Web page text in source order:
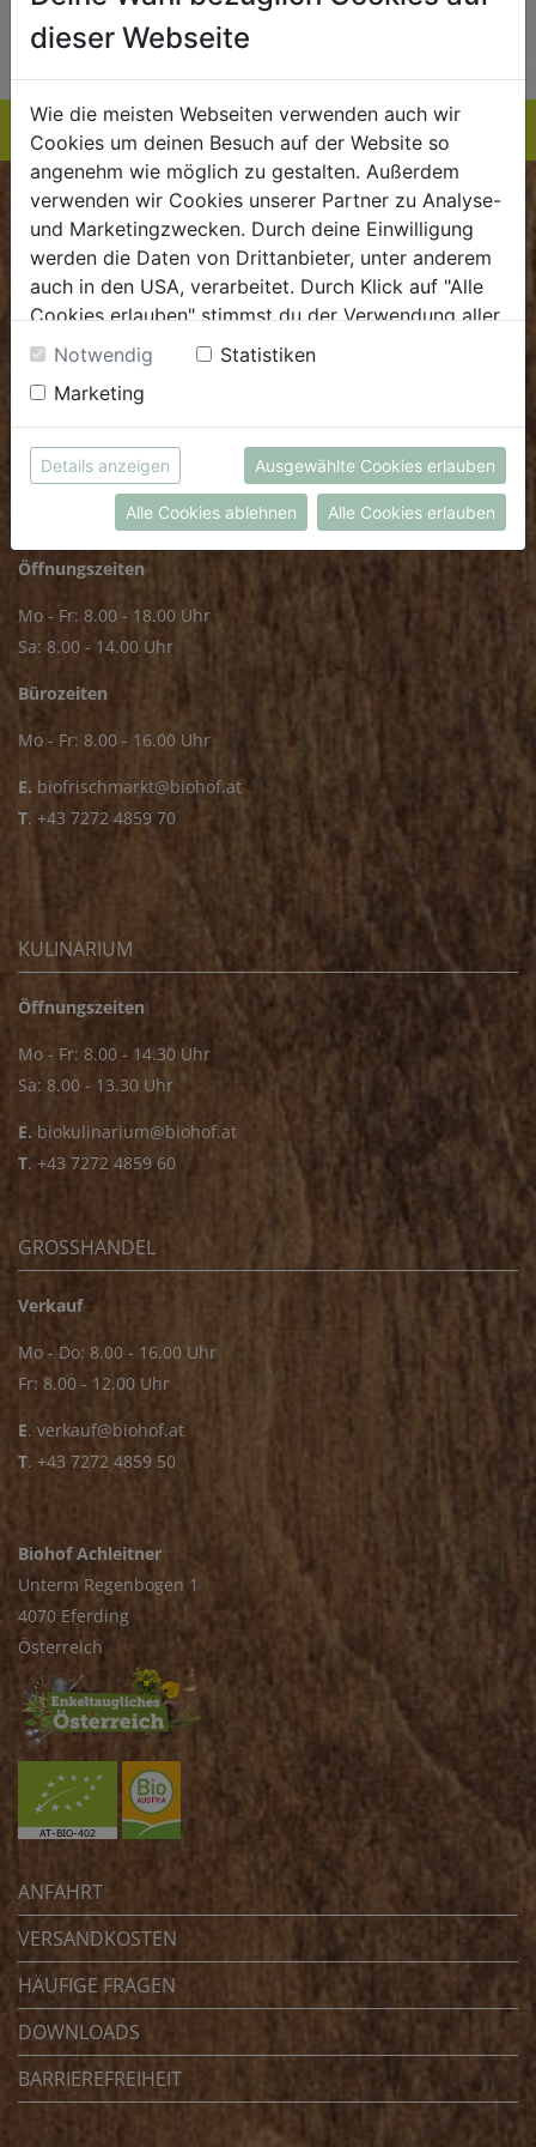
EINKAUFSLISTE
BIOKISTE
Kundenservice
Mo - Do: 8.00 - 16.00 Uhr
Fr: 8.00 - 15.00 Uhr
.dieBiokiste@biohof.at
T.+43 7272 2597
FRISCHMARKT
Öffnungszeiten
Mo - Fr: 8.00 - 18.00 Uhr
Sa: 8.00 - 14.00 Uhr
Bürozeiten
Mo - Fr: 8.00 - 16.00 Uhr
E. biofrischmarkt@biohof.at
T. +43 7272 4859 70
KULINARIUM
Öffnungszeiten
Mo - Fr: 8.00 - 14.30 Uhr
Sa: 8.00 - 13.30 Uhr
E. biokulinarium@biohof.at
T. +43 7272 4859 60
GROSSHANDEL
Verkauf
Mo - Do: 8.00 - 16.00 Uhr
Fr: 8.00 - 12.00 Uhr
E. verkauf@biohof.at
T. +43 7272 4859 50
Biohof Achleitner
Unterm Regenbogen 1
4070 Eferding
Österreich
ANFAHRT
VERSANDKOSTEN
HÄUFIGE FRAGEN
DOWNLOADS
BARRIEREFREIHEIT
dieser Webseite
Wie die meisten Webseiten verwenden auch wir
Cookies um deinen Besuch auf der Website so
angenehm wie möglich zu gestalten. Außerdem
verwenden wir Cookies unserer Partner zu Analyse-
und Marketingzwecken. Durch deine Einwilligung
werden die Daten von Drittanbieter, unter anderem
auch in den USA, verarbeitet. Durch Klick auf "Alle
Cookies erlauben" stimmst du der Verwendung aller
Cookies zu. Unter "Details anzeigen" findest du alle
Infos zu den unterschiedlichen Cookies, du kannst
auch entscheiden, welche Cookies du erlauben
möchtest.
Weitere Informationen findest du in unserer
Datenschutzerklärung
bzw. imImpressum
Notwendig
Statistiken
Marketing
Details anzeigen Ausgewählte Cookies erlauben
Alle Cookies ablehnen Alle Cookies erlauben